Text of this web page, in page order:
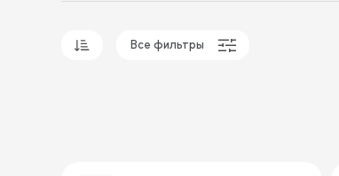
Все фильтры